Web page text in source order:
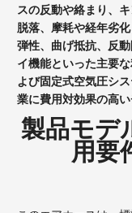
スの反動や絡まり、
脱落、摩耗や経年劣
弾性、曲げ抵抗、反
イ機能といった主要
よび固定式空気圧シ
業に費用対効果の高
製品モデ
用要